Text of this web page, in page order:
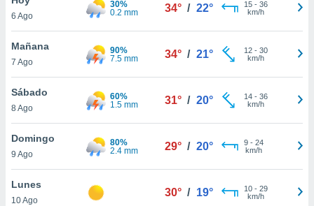
en
más
nuestra
de
6 Ago
30%
0.2 mm
34° / 22° 15- 36
km/h
Mañana
7 Ago
90%
7.5 mm
34° / 21° 12- 30
km/h
Sábado
8 Ago
60%
1.5 mm
31° / 20° 14- 36
km/h
Domingo
9 Ago
80%
2.4 mm
29° / 20° 9- 24
km/h
Lunes
10 Ago
30° / 19° 10- 29
km/h